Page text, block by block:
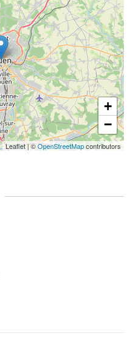
+
−
Leaflet|©OpenStreetMapcontributors